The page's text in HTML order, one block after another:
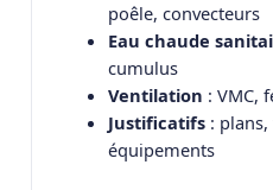
poêle, convecteurs
Eau chaude
cumulus
Ventilation : VMC,
Justificatifs: plans,
équipements